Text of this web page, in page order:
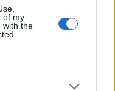
of my
with the
Formazioni